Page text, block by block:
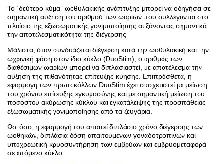
Το “δεύτερο κύμα” ωοθυλακικής ανάπτυξης μπορεί να οδηγήσει σε
σημαντική αύξηση του αριθμού των ωαρίων που συλλέγονται στο
πλαίσιο της εξωσωματικής γονιμοποίησης αυξάνοντας σημαντικά
την αποτελεσματικότητα της διέγερσης.
Μάλιστα, όταν συνδυάζεται διέγερση κατά την ωοθυλακική και την
ωχρινική φάση στον ίδιο κύκλο (DuoStim), ο αριθμός των
διαθέσιμων ωαρίων μπορεί να διπλασιαστεί, με αποτέλεσμα την
αύξηση της πιθανότητας επίτευξης κύησης. Επιπρόσθετα, η
εφαρμογή των πρωτοκόλλων DuoStim έχει συσχετιστεί με μείωση
του χρόνου επίτευξης εγκυμοσύνης και με σημαντική μείωση του
ποσοστού ακύρωσης κύκλου και εγκατάλειψης της προσπάθειας
εξωσωματικής γονιμοποίησης από τα ζευγάρια.
Ωστόσο, η εφαρμογή του απαιτεί διπλάσιο χρόνο διέγερσης των
ωοθηκών, διπλάσια δόση απαιτούμενων γοναδοτροπινών και
υποχρεωτική κρυοσυντήρηση των εμβρύων και εμβρυομεταφορά
σε επόμενο κύκλο.